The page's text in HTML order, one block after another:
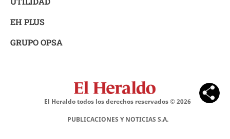
EH PLUS
GRUPO OPSA
El Heraldo todos los derechos reservados ©2026
PUBLICACIONES Y NOTICIAS S.A.